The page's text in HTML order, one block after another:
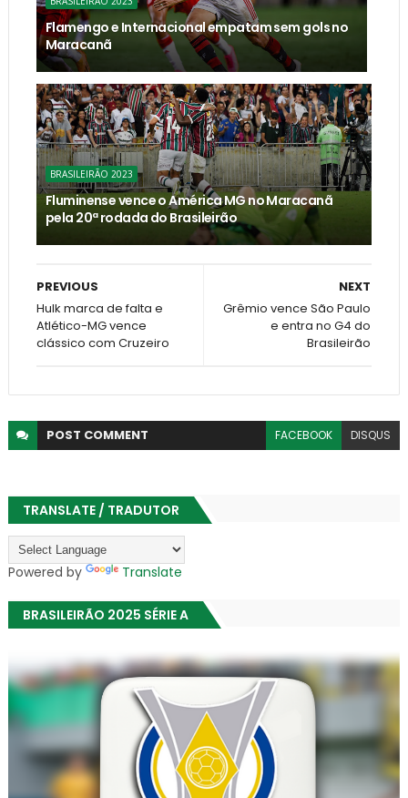
Flamengo e Internacional empatam sem gols no
Maracanã
BRASILEIRÃO 2023
Fluminense vence o América MG no Maracanã
pela 20ª rodada do Brasileirão
NEXT
Grêmio vence São Paulo
e entra no G4 do
Brasileirão
PREVIOUS
Hulk marca de falta e
Atlético-MG vence
clássico com Cruzeiro
POST COMMENT FACEBOOK DISQUS
TRANSLATE / TRADUTOR
Powered by Translate
BRASILEIRÃO 2025 SÉRIE A